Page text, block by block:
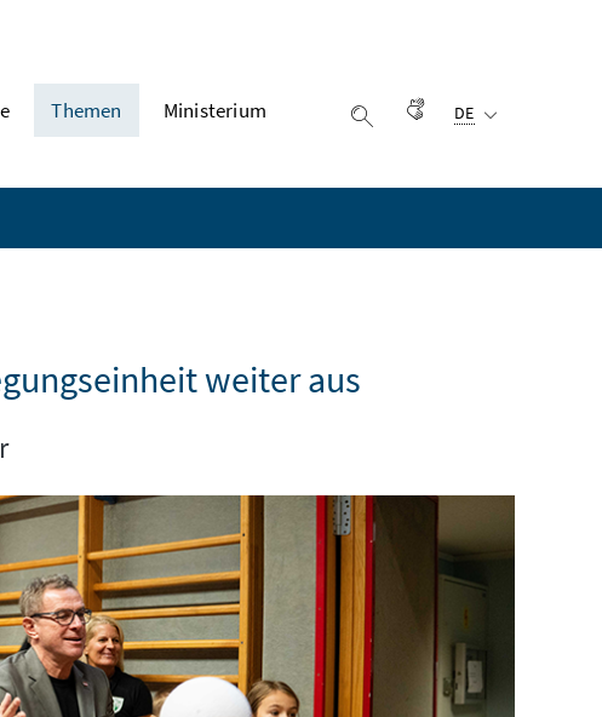
Themen Ministerium Suche einblenden
Gebärdensprache
DE
weiter aus